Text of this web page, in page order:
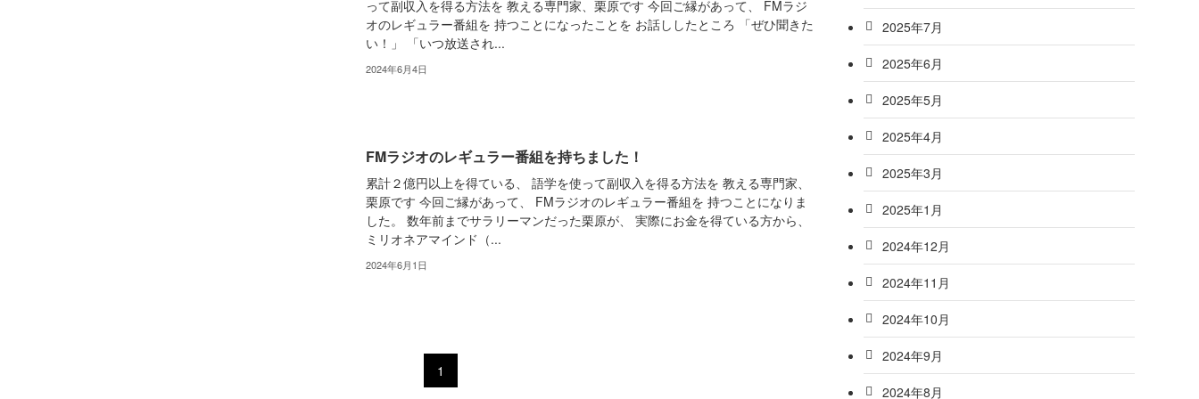
って副収入を得る方法を 教える専門家、栗原です 今回ご縁があって、 FMラジ
オのレギュラー番組を 持つことになったことを お話ししたところ 「ぜひ聞きた
い！」 「いつ放送され...
2024年6月4日
FMラジオのレギュラー番組を持ちました！
累計２億円以上を得ている、 語学を使って副収入を得る方法を 教える専門家、
栗原です 今回ご縁があって、 FMラジオのレギュラー番組を 持つことになりま
した。 数年前までサラリーマンだった栗原が、 実際にお金を得ている方から、
ミリオネアマインド（...
2024年6月1日
1
2025年7月
2025年6月
2025年5月
2025年4月
2025年3月
2025年1月
2024年12月
2024年11月
2024年10月
2024年9月
2024年8月